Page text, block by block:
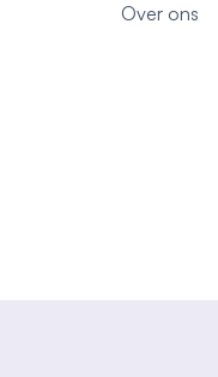
Over ons